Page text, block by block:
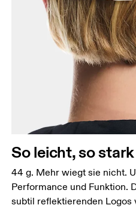
So leicht, so stark
44 g. Mehr wiegt sie nicht.
Performance und Funktion.
subtil reflektierenden Logos